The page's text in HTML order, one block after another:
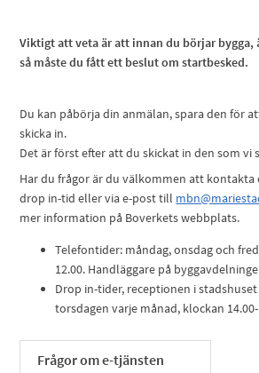
Viktigt att veta är att innan du börjar bygga,
så måste du fått ett beslut om startbesked.
Du kan påbörja din anmälan, spara den för
skicka in.
Det är först efter att du skickat in den som vi
Har du frågor är du välkommen att kontakta
drop in-tid eller via e-post till
mer information på Boverkets webbplats.
Telefontider: måndag, onsdag och
12.00. Handläggare på
Drop in-tider, receptionen i
torsdagen varje månad, klockan
Frågor om e-tjänsten